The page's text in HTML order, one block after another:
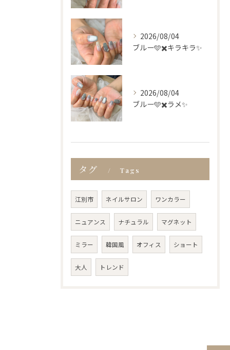
2026/08/04
ブルー🩵✖️キラキラ✨
2026/08/04
ブルー🩵✖️ラメ✨
タグ Tags
江別市 ネイルサロン ワンカラー
ニュアンス ナチュラル マグネット
ミラー 韓国風 オフィス ショート
大人 トレンド